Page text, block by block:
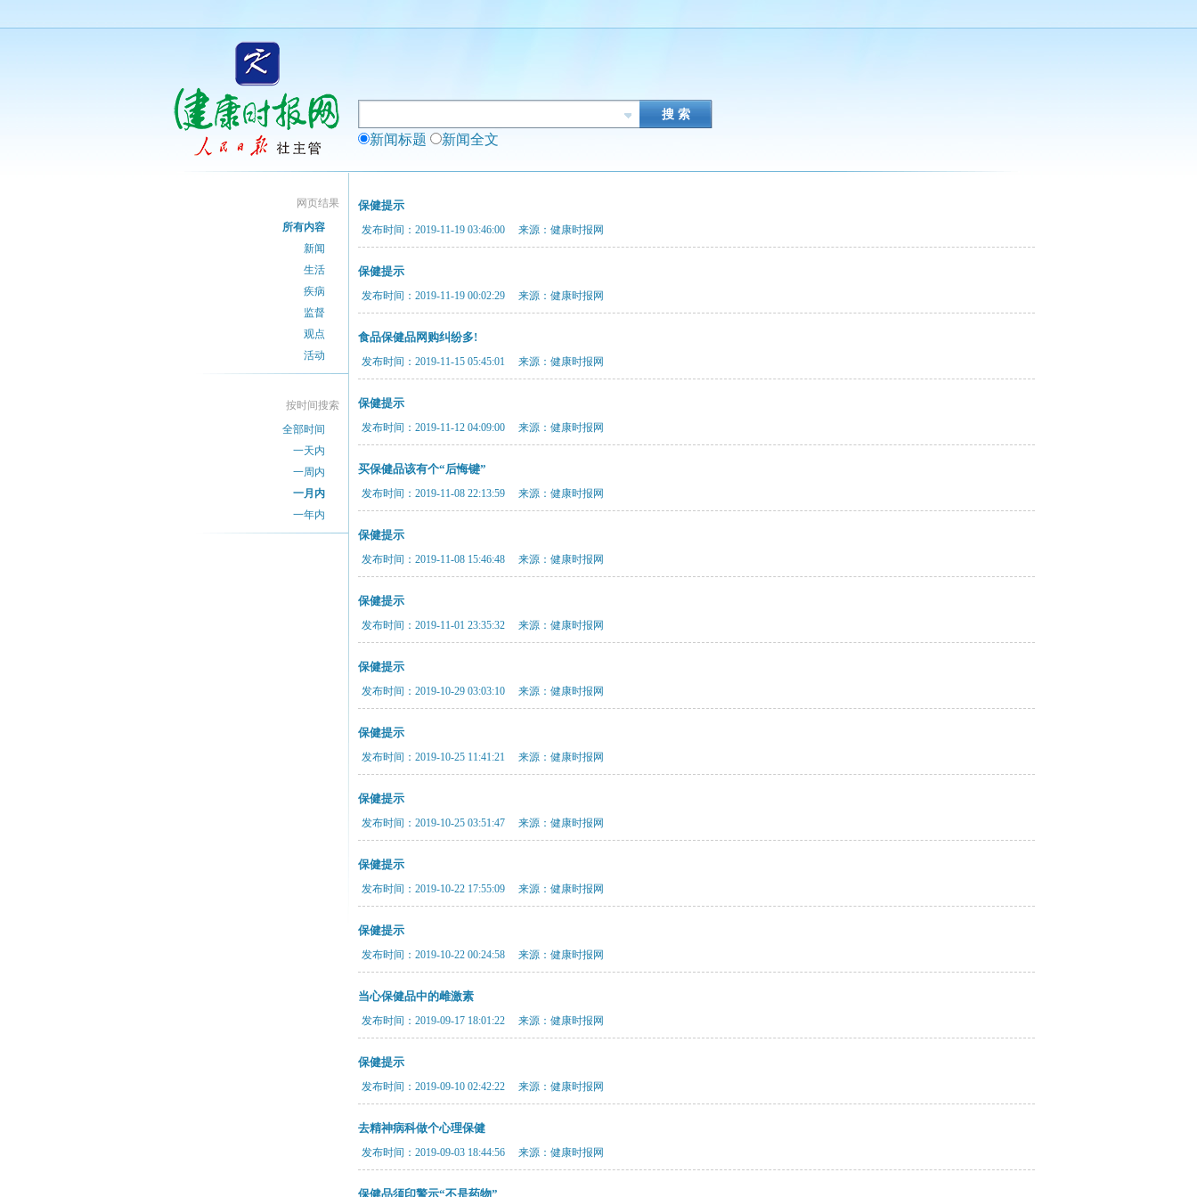
新闻标题 新闻全文
网页结果
所有内容
新闻
生活
疾病
监督
观点
活动
按时间搜索
全部时间
一天内
一周内
一月内
一年内
保健提示
发布时间：2019-11-19 03:46:00 来源：健康时报网
保健提示
发布时间：2019-11-19 00:02:29 来源：健康时报网
食品保健品网购纠纷多!
发布时间：2019-11-15 05:45:01 来源：健康时报网
保健提示
发布时间：2019-11-12 04:09:00 来源：健康时报网
买保健品该有个“后悔键”
发布时间：2019-11-08 22:13:59 来源：健康时报网
保健提示
发布时间：2019-11-08 15:46:48 来源：健康时报网
保健提示
发布时间：2019-11-01 23:35:32 来源：健康时报网
保健提示
发布时间：2019-10-29 03:03:10 来源：健康时报网
保健提示
发布时间：2019-10-25 11:41:21 来源：健康时报网
保健提示
发布时间：2019-10-25 03:51:47 来源：健康时报网
保健提示
发布时间：2019-10-22 17:55:09 来源：健康时报网
保健提示
发布时间：2019-10-22 00:24:58 来源：健康时报网
当心保健品中的雌激素
发布时间：2019-09-17 18:01:22 来源：健康时报网
保健提示
发布时间：2019-09-10 02:42:22 来源：健康时报网
去精神病科做个心理保健
发布时间：2019-09-03 18:44:56 来源：健康时报网
保健品须印警示“不是药物”